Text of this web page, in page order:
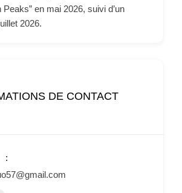
Peaks” en mai 2026, suivi d’un
2026.
DE CONTACT